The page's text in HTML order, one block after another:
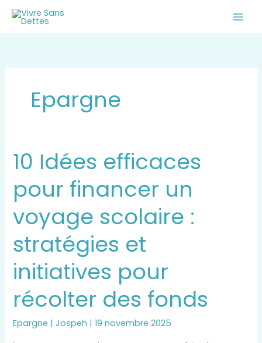
Aller
Epargne
10 Idées efficaces
pour financer un
voyage scolaire :
stratégies et
initiatives pour
récolter des fonds
Epargne |Jospeh |19 novembre 2025
10
Idées
efficaces
pour
financer
un
voyage
scolaire
:
stratégies
et
initiatives
pour